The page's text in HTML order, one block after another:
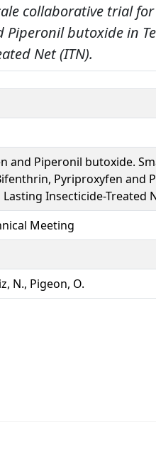
collaborative trial
butoxide in
Net (ITN).
and Piperonil butoxide.
Pyriproxyfen and
Insecticide-Treated
Meeting
N., Pigeon, O.